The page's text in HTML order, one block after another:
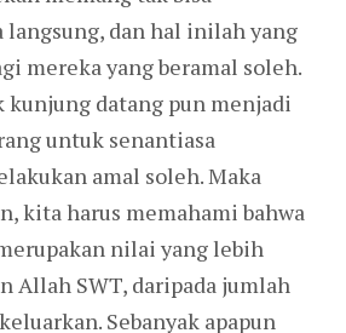
langsung, dan hal inilah yang
mereka yang beramal soleh.
kunjung datang pun menjadi
untuk senantiasa
amal soleh. Maka
kita harus memahami bahwa
nilai yang lebih
Allah SWT, daripada jumlah
Sebanyak apapun